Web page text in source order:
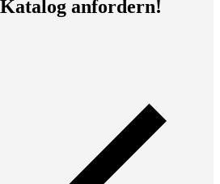
anfordern!